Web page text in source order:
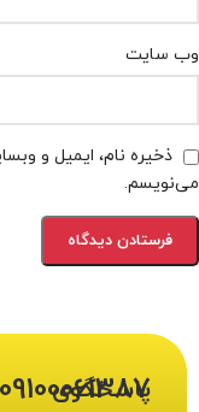
وب‌ سایت
ذخیره نام، ایمیل و
می‌نویسم.
پاسخگوی
09100061387